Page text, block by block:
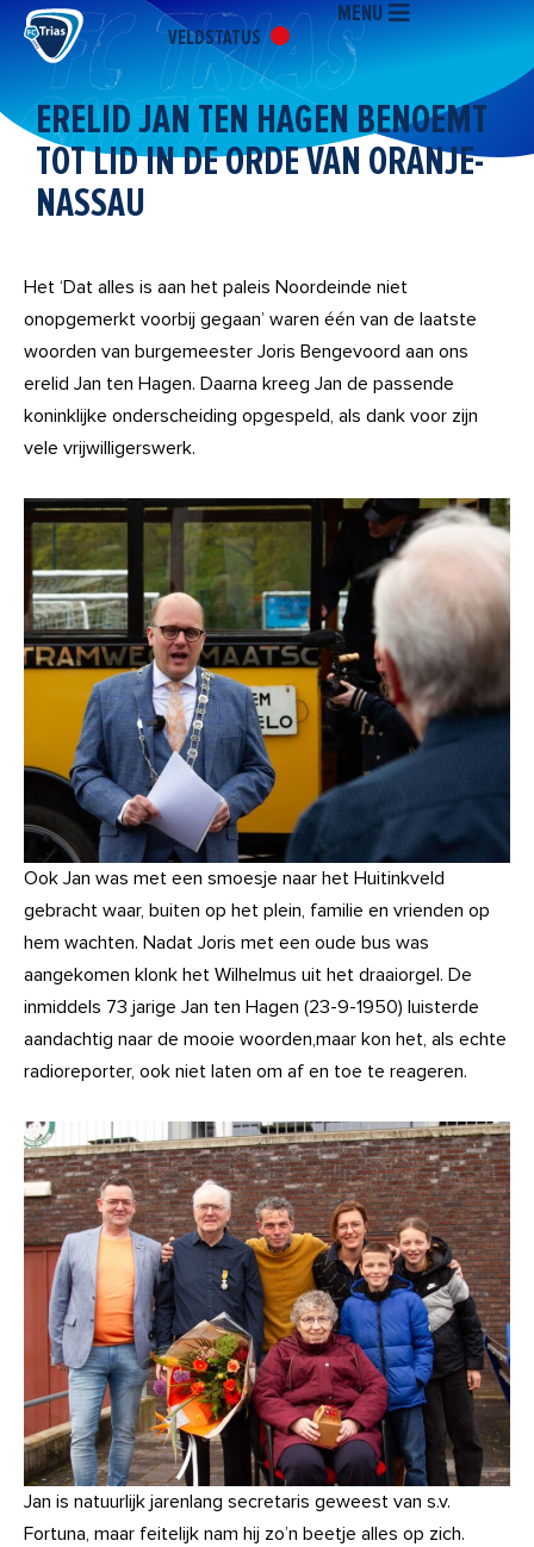
naar
inhoud
VELDSTATUS
MENU
ERELID JAN TEN HAGEN BENOEMT
TOT LID IN DE ORDE VAN ORANJE-
NASSAU
Het ‘Dat alles is aan het paleis Noordeinde niet
onopgemerkt voorbij gegaan’ waren één van de laatste
woorden van burgemeester Joris Bengevoord aan ons
erelid Jan ten Hagen. Daarna kreeg Jan de passende
koninklijke onderscheiding opgespeld, als dank voor zijn
vele vrijwilligerswerk.
Ook Jan was met een smoesje naar het Huitinkveld
gebracht waar, buiten op het plein, familie en vrienden op
hem wachten. Nadat Joris met een oude bus was
aangekomen klonk het Wilhelmus uit het draaiorgel. De
inmiddels 73 jarige Jan ten Hagen (23-9-1950) luisterde
aandachtig naar de mooie woorden,maar kon het, als echte
radioreporter, ook niet laten om af en toe te reageren.
Jan is natuurlijk jarenlang secretaris geweest van s.v.
Fortuna, maar feitelijk nam hij zo’n beetje alles op zich.